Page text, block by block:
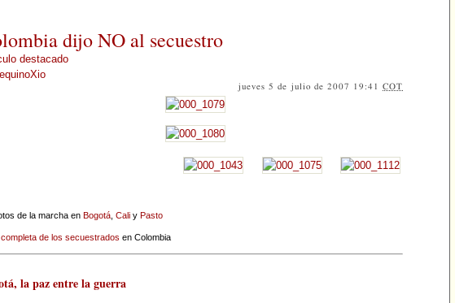
dijo NO al secuestro
destacado
equinoXio
jueves 5 de julio de 2007 19:41COT
de la marcha en Bogotá, Cali y Pasto
completa de los secuestrados en Colombia
la paz entre la guerra